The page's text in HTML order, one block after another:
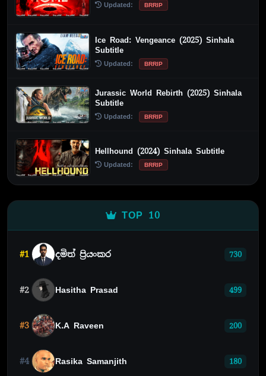
Updated: BRRIP
Ice Road: Vengeance (2025) Sinhala
Subtitle
Updated: BRRIP
Jurassic World Rebirth (2025) Sinhala
Subtitle
Updated: BRRIP
Hellhound (2024) Sinhala Subtitle
Updated: BRRIP
TOP 10
#1 දමිත් ප්‍රියංකර 730
#2 Hasitha Prasad 499
#3 K.A Raveen 200
#4 Rasika Samanjith 180